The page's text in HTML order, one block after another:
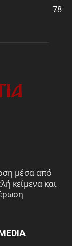
78
μέσα από
κείμενα και